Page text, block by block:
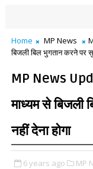
Home MP News
बिजली बिल भुगतान करने पर
MP News
माध्यम से बिजली
नहीं देना होगा
6 years ago MP